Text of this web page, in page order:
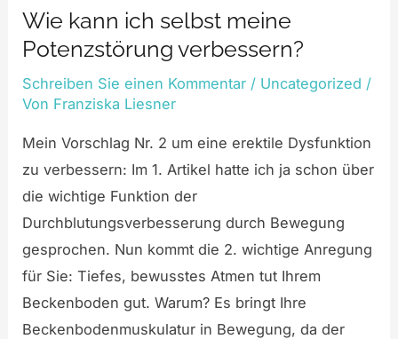
Wie kann ich selbst meine
Potenzstörung verbessern?
Schreiben Sie einen Kommentar / Uncategorized /
Von Franziska Liesner
Mein Vorschlag Nr. 2 um eine erektile Dysfunktion
zu verbessern: Im 1. Artikel hatte ich ja schon über
die wichtige Funktion der
Durchblutungsverbesserung durch Bewegung
gesprochen. Nun kommt die 2. wichtige Anregung
für Sie: Tiefes, bewusstes Atmen tut Ihrem
Beckenboden gut. Warum? Es bringt Ihre
Beckenbodenmuskulatur in Bewegung, da der